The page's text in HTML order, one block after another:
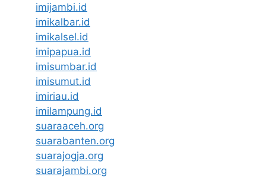
imijambi.id
imikalbar.id
imikalsel.id
imipapua.id
imisumbar.id
imisumut.id
imiriau.id
imilampung.id
suaraaceh.org
suarabanten.org
suarajogja.org
suarajambi.org